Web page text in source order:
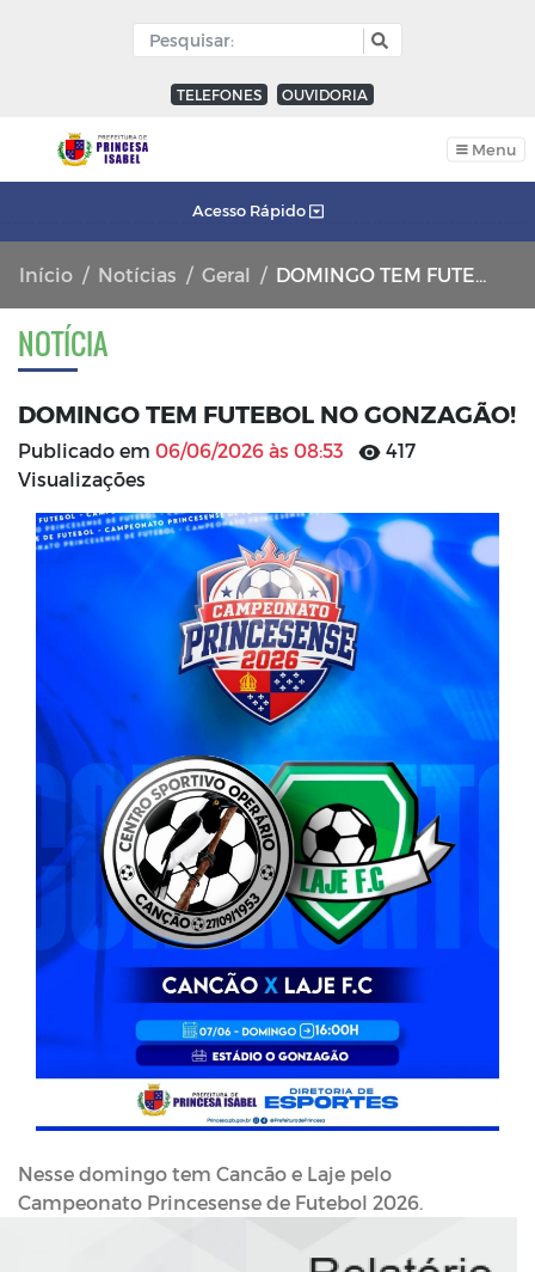
TELEFONES OUVIDORIA
Menu
Acesso Rápido
Início Notícias Geral DOMINGO TEM FUTEBOL NO GONZAGÃO!
NOTÍCIA
DOMINGO TEM FUTEBOL NO GONZAGÃO!
Publicado em 06/06/2026 às 08:53
417
Visualizações
Nesse domingo tem Cancão e Laje pelo
Campeonato Princesense de Futebol 2026.